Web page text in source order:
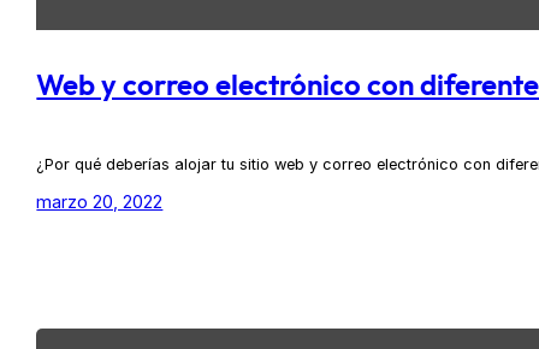
Web y correo electrónico con
¿Por qué deberías alojar tu sitio web y correo electrónico con
marzo 20, 2022